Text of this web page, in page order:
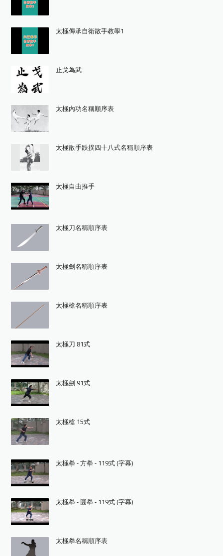
太極傳承自衛散手教學1
止戈為武
太極內功名稱順序表
太極散手跌撲四十八式名稱順序表
太極自由推手
太極刀名稱順序表
太極劍名稱順序表
太極槍名稱順序表
太極刀 81式
太極劍 91式
太極槍 15式
太極拳 - 方拳 - 119式 (字幕)
太極拳 - 圓拳 - 119式 (字幕)
太極拳名稱順序表